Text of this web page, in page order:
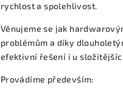
rychlost a spolehlivost.
Věnujeme se jak
problémům a díky
efektivní řešení i u
Provádíme především: